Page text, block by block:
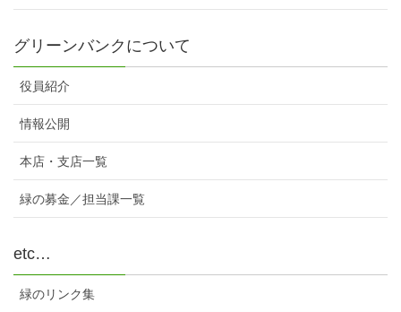
グリーンバンクについて
役員紹介
情報公開
本店・支店一覧
緑の募金／担当課一覧
etc…
緑のリンク集